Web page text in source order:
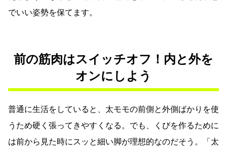
でいい姿勢を保てます。
前の筋肉はスイッチオフ！内と外を
オンにしよう
普通に生活をしていると、太モモの前側と外側ばかりを使
うため硬く張ってきやすくなる。でも、くびを作るために
は前から見た時にスッと細い脚が理想的なのだそう。「太